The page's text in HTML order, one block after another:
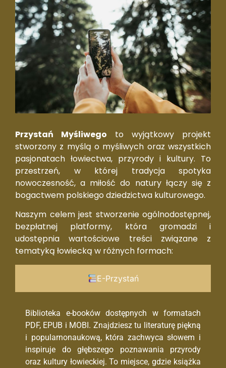
Przystań Myśliwego to wyjątkowy projekt
stworzony z myślą o myśliwych oraz wszystkich
pasjonatach łowiectwa, przyrody i kultury. To
przestrzeń, w której tradycja spotyka
nowoczesność, a miłość do natury łączy się z
bogactwem polskiego dziedzictwa kulturowego.
Naszym celem jest stworzenie ogólnodostępnej,
bezpłatnej platformy, która gromadzi i
udostępnia wartościowe treści związane z
tematyką łowiecką w różnych formach:
E-Przystań
Biblioteka e-booków dostępnych w formatach
PDF, EPUB i MOBI. Znajdziesz tu literaturę piękną
i popularnonaukową, która zachwyca słowem i
inspiruje do głębszego poznawania przyrody
oraz kultury łowieckiej. To miejsce, gdzie książka